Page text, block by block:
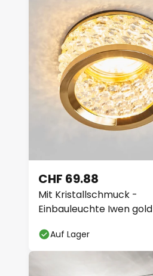
Mit Kristallschmuck -
Einbauleuchte Iwen gold
CHF 69.88
Auf Lager